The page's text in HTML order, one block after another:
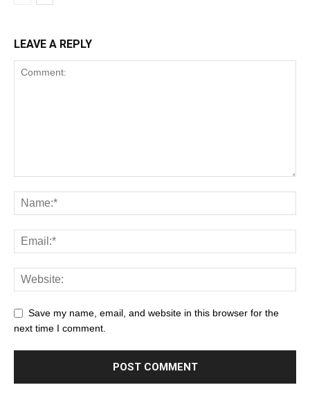
LEAVE A REPLY
Save my name, email, and website in this browser for the
next time I comment.